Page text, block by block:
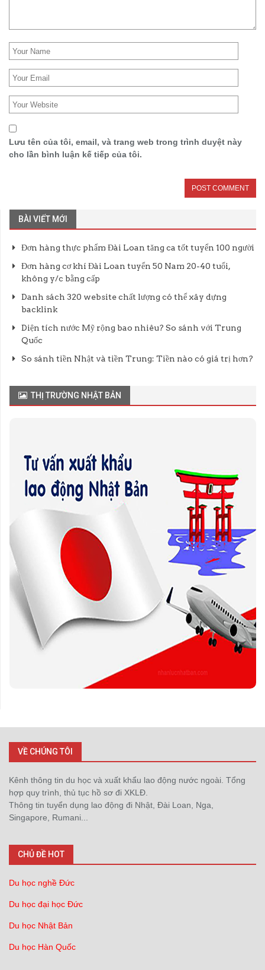
Lưu tên của tôi, email, và trang web trong trình duyệt này
cho lần bình luận kế tiếp của tôi.
BÀI VIẾT MỚI
Đơn hàng thực phẩm Đài Loan tăng ca tốt tuyển 100 người
Đơn hàng cơ khí Đài Loan tuyển 50 Nam 20-40 tuổi,
không y/c bằng cấp
Danh sách 320 website chất lượng có thể xây dựng
backlink
Diện tích nước Mỹ rộng bao nhiêu? So sánh với Trung
Quốc
So sánh tiền Nhật và tiền Trung: Tiền nào có giá trị hơn?
THỊ TRƯỜNG NHẬT BẢN
VỀ CHÚNG TÔI
Kênh thông tin du học và xuất khẩu lao động nước ngoài. Tổng
hợp quy trình, thủ tục hồ sơ đi XKLĐ.
Thông tin tuyển dụng lao động đi Nhật, Đài Loan, Nga,
Singapore, Rumani...
CHỦ ĐỀ HOT
Du học nghề Đức
Du học đại học Đức
Du học Nhật Bản
Du học Hàn Quốc